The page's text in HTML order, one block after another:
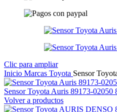
Clic para ampliar
Inicio Marcas Toyota Sensor
Sensor Toyota Auris 89173-02050
Volver a productos